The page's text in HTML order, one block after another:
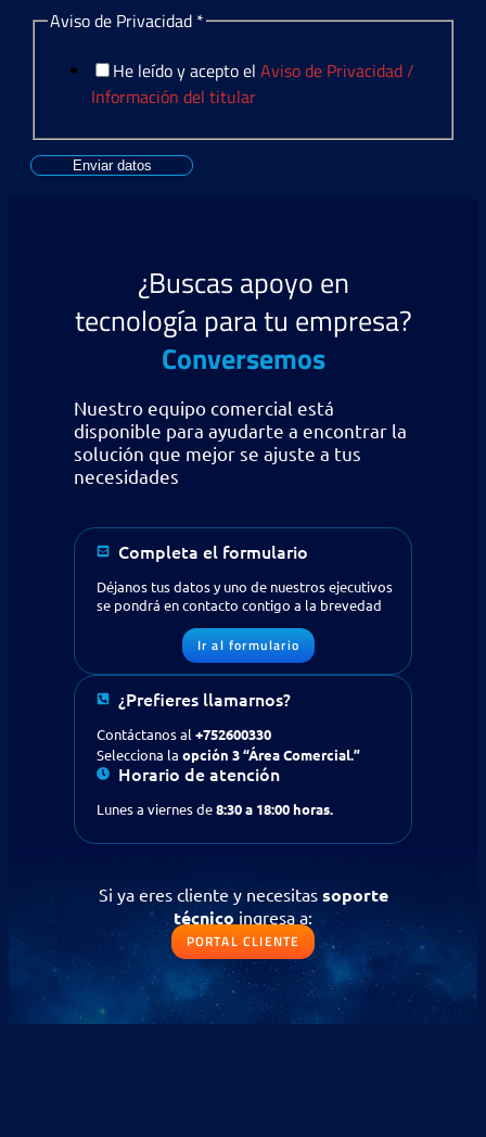
Aviso de Privacidad *
He leído y acepto el Aviso de Privacidad /
Información del titular
Enviar datos
¿Buscas apoyo en
tecnología para tu empresa?
Conversemos
Nuestro equipo comercial está
disponible para ayudarte a encontrar la
solución que mejor se ajuste a tus
necesidades
Completa el formulario
Déjanos tus datos y uno de nuestros ejecutivos
se pondrá en contacto contigo a la brevedad
Ir al formulario
¿Prefieres llamarnos?
Contáctanos al +752600330
Selecciona la opción 3 “Área Comercial.”
Horario de atención
Lunes a viernes de8:30 a 18:00 horas.
Si ya eres cliente y necesitassoporte
técnico ingresa a:
PORTAL CLIENTE
¿Buscas apoyo en tecnología
para tu empresa?Contáctanos
Solicitud de contacto
IR AL FORMULARIO
Contáctanos al
+56 (75) 2600330
Selecciona la opción 3“Área Comercial.”
Si ya eres cliente y necesitas soporte
técnicoingresa a:
PORTAL CLIENTE